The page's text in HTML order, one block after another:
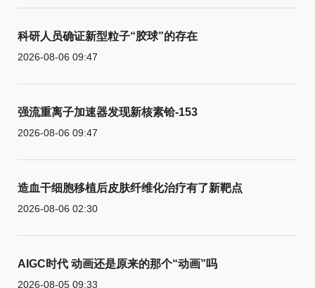
科研人员确证新型粒子“胶球”的存在
2026-08-06 09:47
强流重离子加速器发现新核素铪-153
2026-08-06 09:47
造血干细胞移植后皮肤纤维化治疗有了新靶点
2026-08-06 02:30
AIGC时代 动画还是原来的那个“动画”吗
2026-08-05 09:33